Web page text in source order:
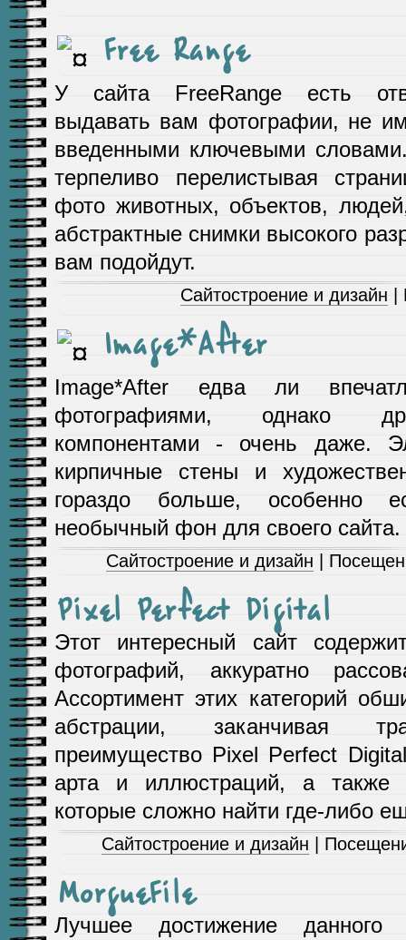
Free Range
У сайта FreeRange есть
выдавать вам фотографии, не
введенными ключевыми
терпеливо перелистывая
фото животных, объектов,
абстрактные снимки высокого
вам подойдут.
Сайтостроение и дизайн
Image*After
Image*After едва ли
фотографиями, однако
компонентами - очень даже.
кирпичные стены и
гораздо больше, особенно
необычный фон для своего сайта.
Сайтостроение и дизайн |
Pixel Perfect Digital
Этот интересный сайт
фотографий, аккуратно
Ассортимент этих категорий
абстрации, заканчивая
преимущество Pixel Perfect
арта и иллюстраций, а также
которые сложно найти где-либо
Сайтостроение и дизайн |
MorgueFile
Лучшее достижение